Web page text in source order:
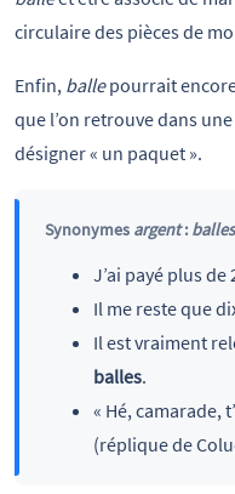
circulaire des pièces de
Enfin, ballepourrait
que l’on retrouve dans une
désigner « un paquet ».
Synonymes argent: balles
J’ai payé plus de
Il me reste que
Il est vraiment
balles.
« Hé, camarade,
(réplique de